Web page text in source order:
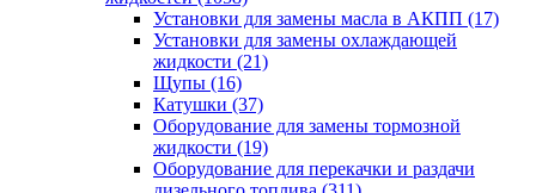
Установки для замены масла в АКПП (17)
Установки для замены охлаждающей
жидкости (21)
Щупы (16)
Катушки (37)
Оборудование для замены тормозной
жидкости (19)
Оборудование для перекачки и раздачи